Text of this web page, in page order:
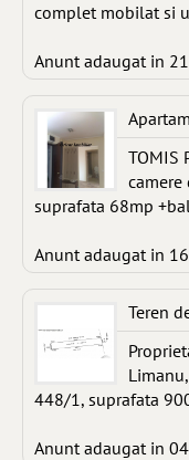
complet mobilat si
Anunt adaugat in
TOMIS
camere
suprafata 68mp
Anunt adaugat in
Teren
448/1, suprafata
Anunt adaugat in